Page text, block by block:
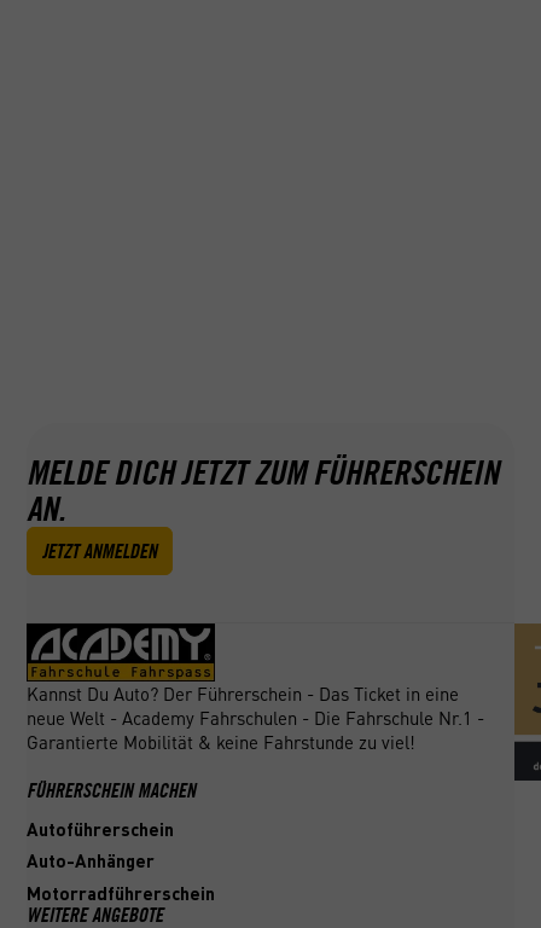
MELDE DICH JETZT ZUM FÜHRERSCHEIN
AN.
JETZT ANMELDEN
Kannst Du Auto? Der Führerschein - Das Ticket in eine
neue Welt - Academy Fahrschulen - Die Fahrschule Nr.1 -
Garantierte Mobilität & keine Fahrstunde zu viel!
FÜHRERSCHEIN MACHEN
Autoführerschein
Auto-Anhänger
Motorradführerschein
WEITERE ANGEBOTE